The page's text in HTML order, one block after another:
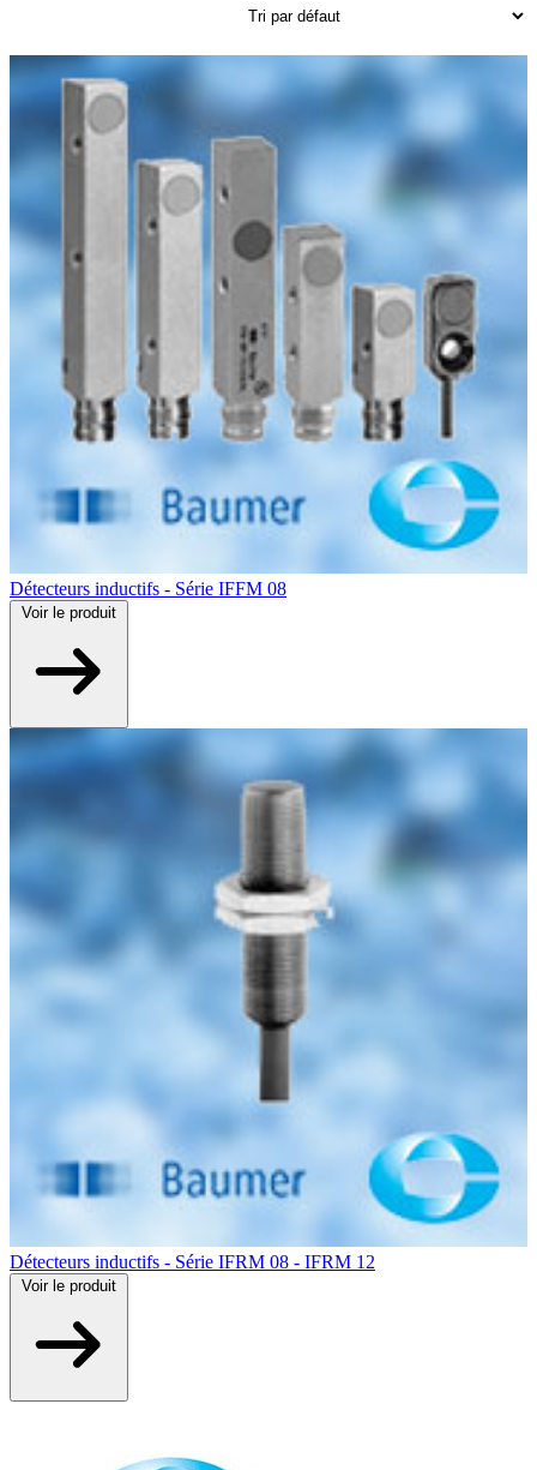
Détecteurs inductifs - Série IFFM 08
Voir le produit
Détecteurs inductifs - Série IFRM 08 - IFRM 12
Voir le produit